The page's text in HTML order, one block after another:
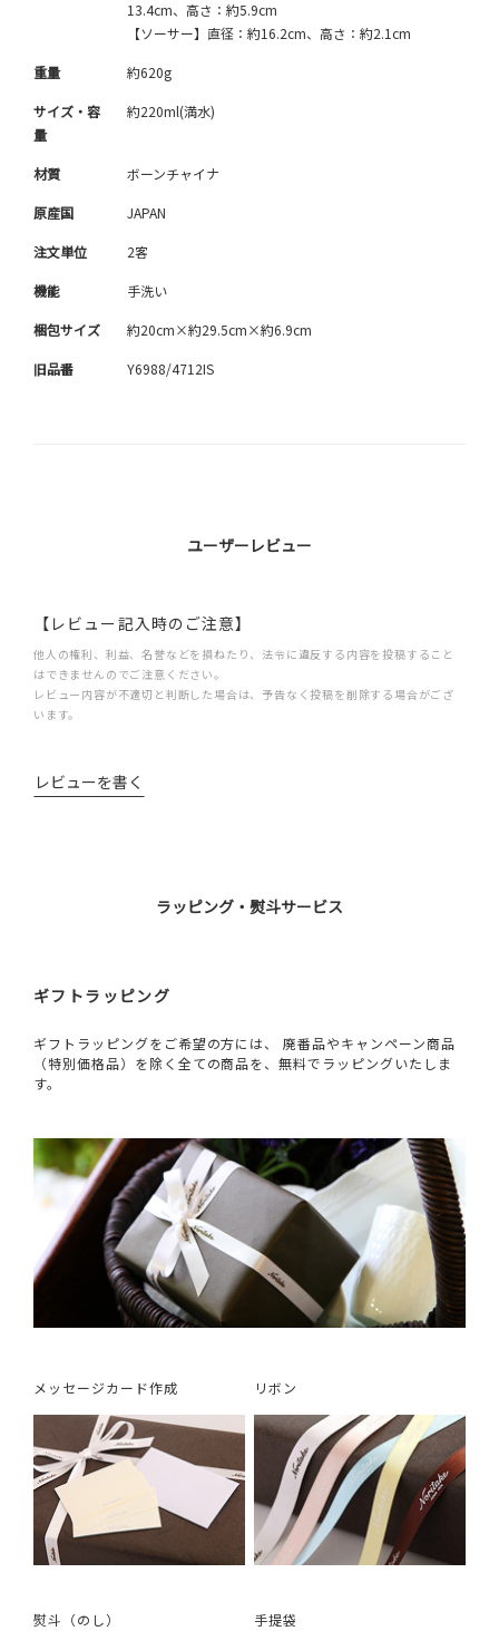
13.4cm、高さ：約5.9cm
【ソーサー】直径：約16.2cm、高さ：約2.1cm
重量 約620g
サイズ・容
量
約220ml(満水)
材質 ボーンチャイナ
原産国 JAPAN
注文単位 2客
機能 手洗い
梱包サイズ 約20cm×約29.5cm×約6.9cm
旧品番 Y6988/4712IS
ユーザーレビュー
【レビュー記入時のご注意】
他人の権利、利益、名誉などを損ねたり、法令に違反する内容を投稿すること
はできませんのでご注意ください。
レビュー内容が不適切と判断した場合は、予告なく投稿を削除する場合がござ
います。
レビューを書く
ラッピング・熨斗サービス
ギフトラッピング
ギフトラッピングをご希望の方には、 廃番品やキャンペーン商品
（特別価格品）を除く全ての商品を、無料でラッピングいたしま
す。
メッセージカード作成 リボン
熨斗（のし） 手提袋